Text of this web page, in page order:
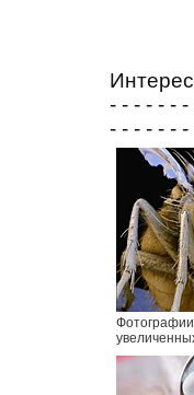
- - - - - - -
- - - - - - -